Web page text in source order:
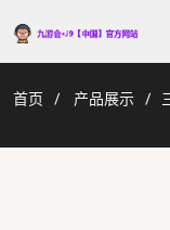
首页 产品展示